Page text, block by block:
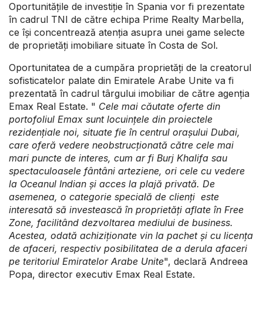
Oportunitățile de investiție în Spania vor fi prezentate
în cadrul TNI de către echipa Prime Realty Marbella,
ce își concentrează atenția asupra unei game selecte
de proprietăți imobiliare situate în Costa de Sol.
Oportunitatea de a cumpăra proprietăți de la creatorul
sofisticatelor palate din Emiratele Arabe Unite va fi
prezentată în cadrul târgului imobiliar de către agenția
Emax Real Estate. " Cele mai căutate oferte din
portofoliul Emax sunt locuințele din proiectele
rezidențiale noi, situate fie în centrul orașului Dubai,
care oferă vedere neobstrucționată către cele mai
mari puncte de interes, cum ar fi Burj Khalifa sau
spectaculoasele fântâni arteziene, ori cele cu vedere
la Oceanul Indian și acces la plajă privată. De
asemenea, o categorie specială de clienți este
interesată să investească în proprietăți aflate în Free
Zone, facilitând dezvoltarea mediului de business.
Acestea, odată achiziționate vin la pachet și cu licența
de afaceri, respectiv posibilitatea de a derula afaceri
pe teritoriul Emiratelor Arabe Unite", declară Andreea
Popa, director executiv Emax Real Estate.